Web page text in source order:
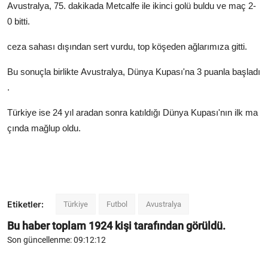
Avustralya, 75. dakikada Metcalfe ile ikinci golü buldu ve maç 2-
0 bitti.
ceza sahası dışından sert vurdu, top köşeden ağlarımıza gitti.
Bu sonuçla birlikte Avustralya, Dünya Kupası'na 3 puanla başladı
.
Türkiye ise 24 yıl aradan sonra katıldığı Dünya Kupası'nın ilk ma
çında mağlup oldu.
Etiketler: Türkiye Futbol Avustralya
Bu haber toplam 1924kişi tarafından görüldü.
Son güncellenme: 09:12:12